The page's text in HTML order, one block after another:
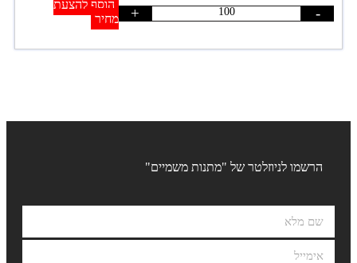
-
+
הוסף להצעת
מחיר
הרשמו לניוזלטר של "מתנות משמיים"